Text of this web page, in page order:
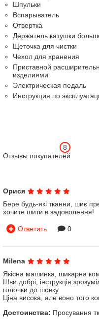
Шпульки
Вспарыватель
Отвертка
Держатель катушки
Щеточка для чистки
Чехол для хранения
Приставной
изделиями
Электрическая педаль
Инструкция по
Отзывы покупателей
8
Орися
Бере будь-які тканни, шиє
хочите шити в задоволення!
Ответить 0
Milena
Якісна машинка, шикарна
Шви добрі, інструкція
голочки до шовку
Ціна висока, але воно того
Достоинства: Просування